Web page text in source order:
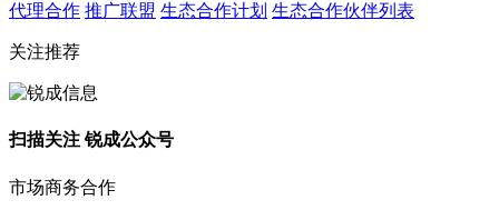
代理合作 推广联盟 生态合作计划 生态合作伙伴列表
关注推荐
扫描关注 锐成公众号
市场商务合作